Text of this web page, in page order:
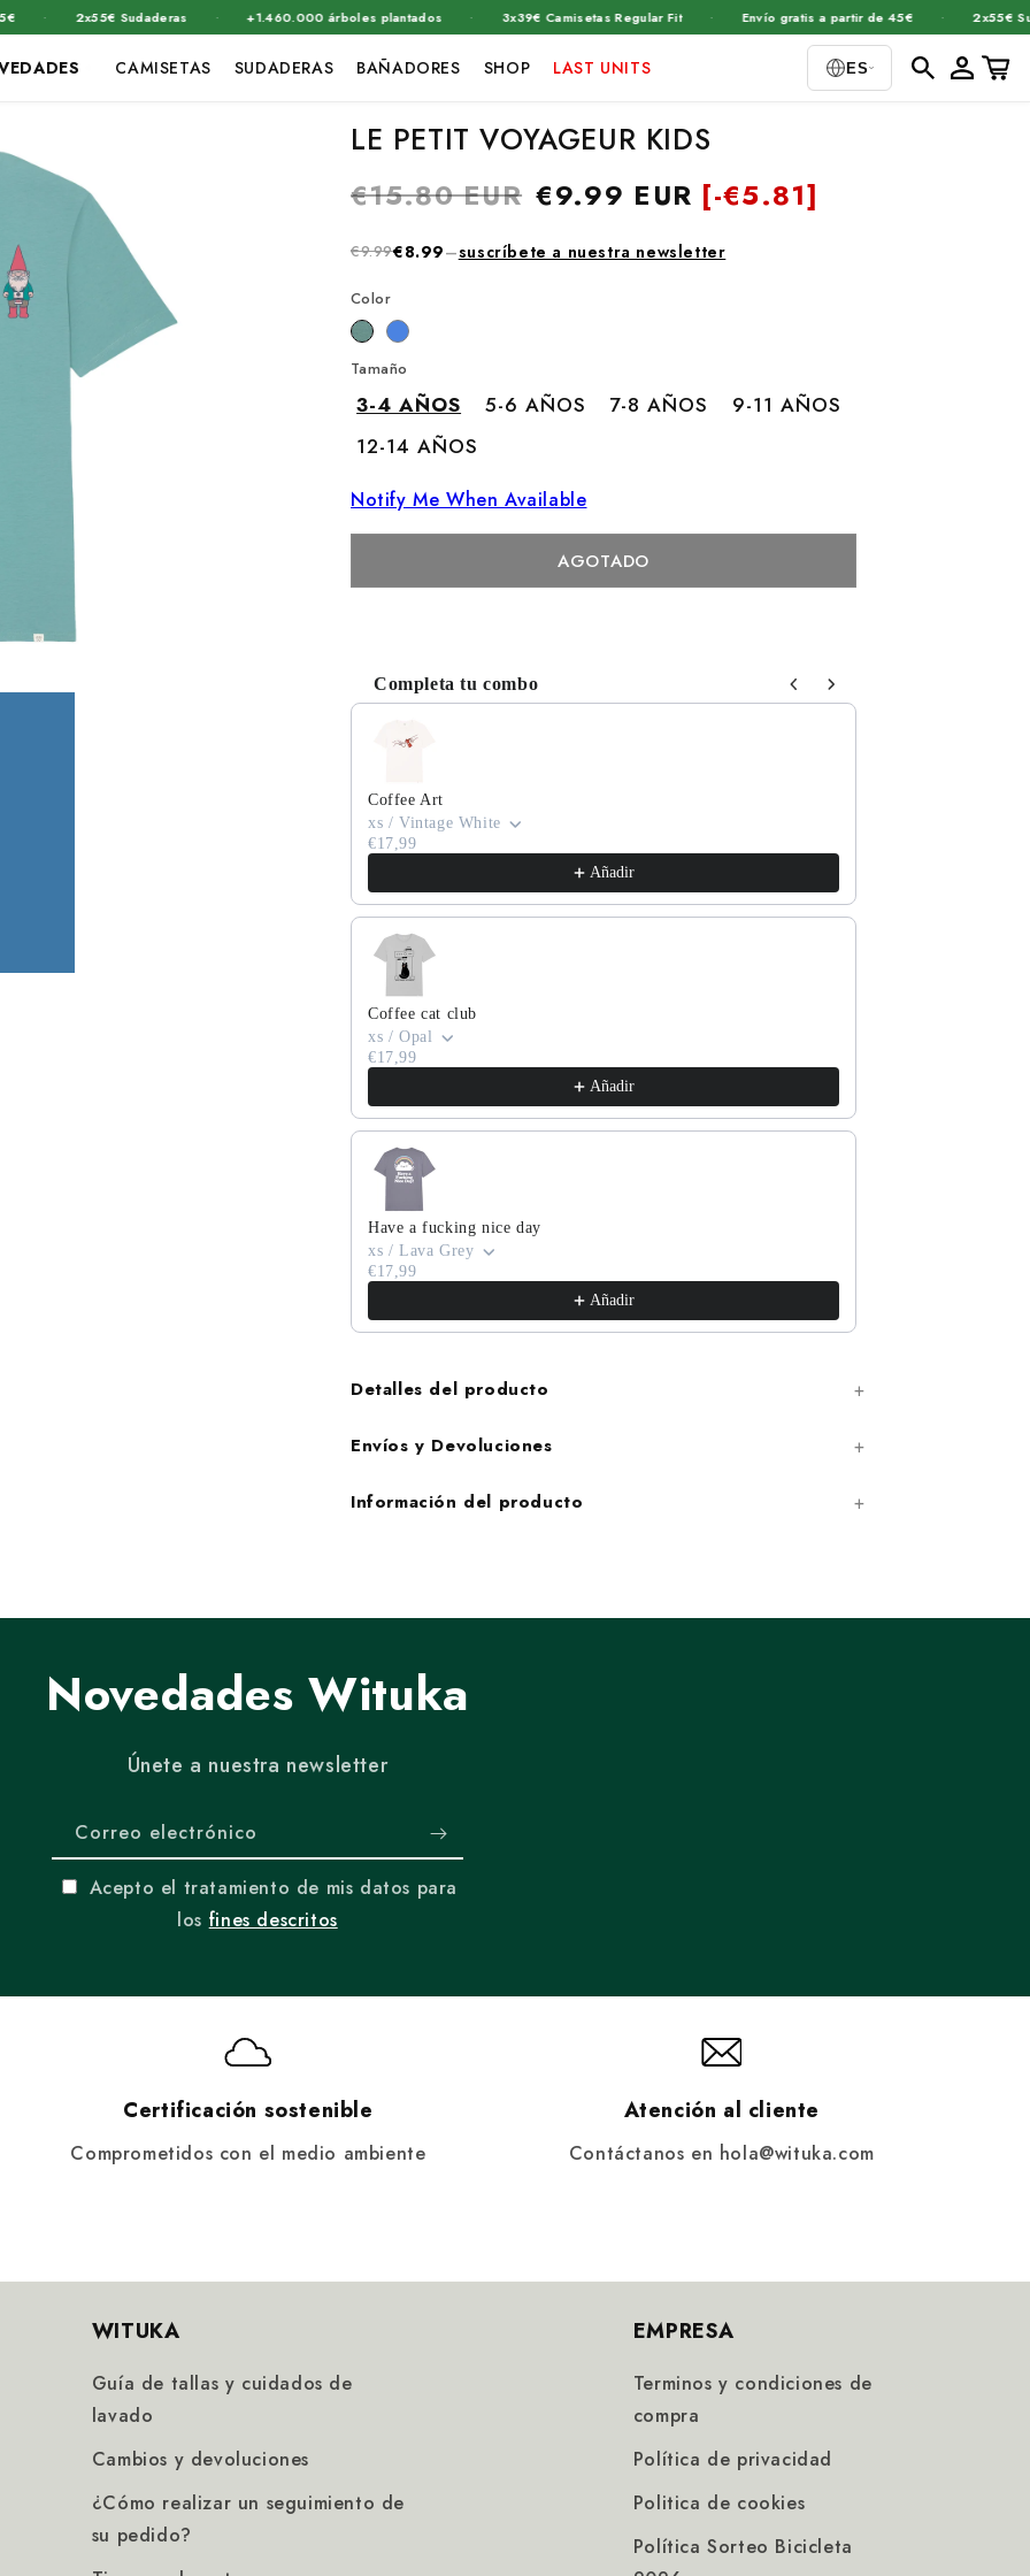
2x55€ Sudaderas · +1.460.000 árboles plantados · 3x39€ Camisetas Regular Fit · Envío gratis a partir de 45€ · 2x55€
CAMISETAS SUDADERAS BAÑADORES SHOP LAST UNITS ES Iniciar
sesiónCarrito
LE PETIT VOYAGEUR KIDS
Precio
€15.80 EUR Precio
oferta
€9.99 EUR [-€5.81]
€9.99€8.99–suscríbete a nuestra newsletter
Tamaño
3-4 AÑOS 5-6 AÑOS 7-8 AÑOS
9-11 AÑOS
12-14 AÑOS
Color
Notify Me When Available
AGOTADO
Completa tu combo
Use the Previous and Next buttons to navigate through product recommendations,
Coffee Art
xs / Vintage White
€17,99
Añadir
Coffee cat club
xs / Opal
€17,99
Añadir
Have a fucking nice day
xs / Lava Grey
€17,99
Añadir
Detalles del producto
Envíos y Devoluciones
Información del producto
Novedades Wituka
Únete a nuestra newsletter
Correo electrónico
Acepto el tratamiento de mis datos para
los fines descritos
Certificación sostenible
Comprometidos con el medio ambiente
Atención al cliente
Contáctanos en hola@wituka.com
WITUKA
Guía de tallas y cuidados de
lavado
Cambios y devoluciones
¿Cómo realizar un seguimiento de
su pedido?
EMPRESA
Terminos y condiciones de
compra
Política de privacidad
Politica de cookies
Política Sorteo Bicicleta